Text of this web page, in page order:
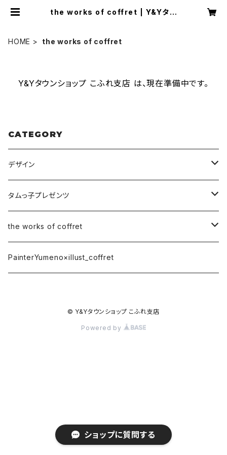
the works of coffret | Y&Yタウ
HOME the works of coffret
Y&Yタウンショップ こふれ支店 は、現在準備中です。
CATEGORY
デザイン
ヘッダー
アイコンリング
オリジナルキャラクター
タムっ子プレゼンツ
Y2
the works of coffret
橘雪姫 @yuki42197office
PainterYumeno×illust_coffret
© Y&Yタウンショップ こふれ支店
Powered by
ショップに質問する